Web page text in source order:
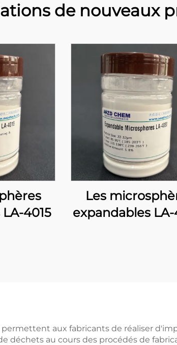
de nouveaux
4015
Les
expandables
aux fabricants de réaliser
déchets au cours des procédés de